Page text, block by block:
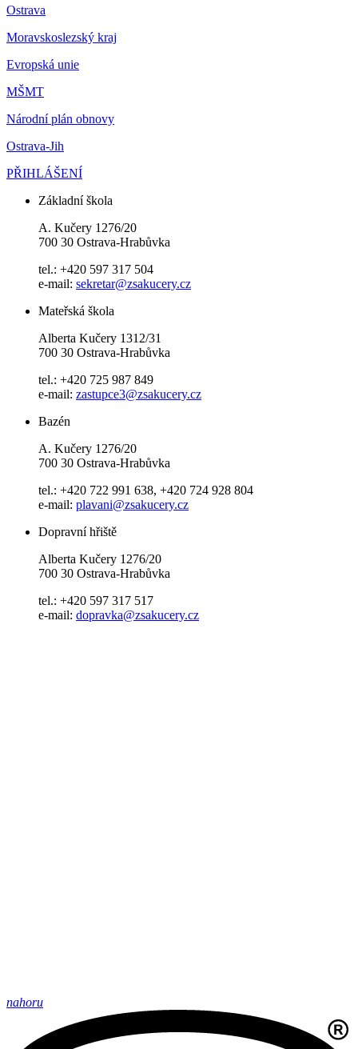
Ostrava
Moravskoslezský kraj
Evropská unie
MŠMT
Národní plán obnovy
Ostrava-Jih
PŘIHLÁŠENÍ
Základní škola
A. Kučery 1276/20
700 30 Ostrava-Hrabůvka
tel.: +420 597 317 504
e-mail: sekretar@zsakucery.cz
Mateřská škola
Alberta Kučery 1312/31
700 30 Ostrava-Hrabůvka
tel.: +420 725 987 849
e-mail: zastupce3@zsakucery.cz
Bazén
A. Kučery 1276/20
700 30 Ostrava-Hrabůvka
tel.: +420 722 991 638, +420 724 928 804
e-mail: plavani@zsakucery.cz
Dopravní hřiště
Alberta Kučery 1276/20
700 30 Ostrava-Hrabůvka
tel.: +420 597 317 517
e-mail: dopravka@zsakucery.cz
nahoru